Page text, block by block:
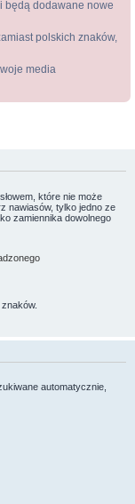
będą dodawane nowe
polskich znaków,
media
które nie może
nawiasów, tylko jedno ze
zamiennika dowolnego
automatycznie,